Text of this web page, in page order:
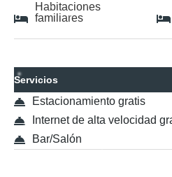
Habitaciones
familiares
Servicios
Estacionamiento gratis
Internet de alta velocidad
Bar/Salón